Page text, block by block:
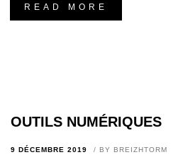
READ MORE
OUTILS NUMÉRIQUES
9 DÉCEMBRE 2019 BY BREIZHTORM